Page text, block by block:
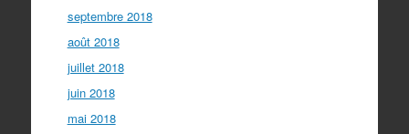
septembre 2018
août 2018
juillet 2018
juin 2018
mai 2018